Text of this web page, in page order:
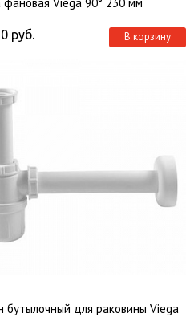
руб. В корзину
бутылочный для раковины Viega